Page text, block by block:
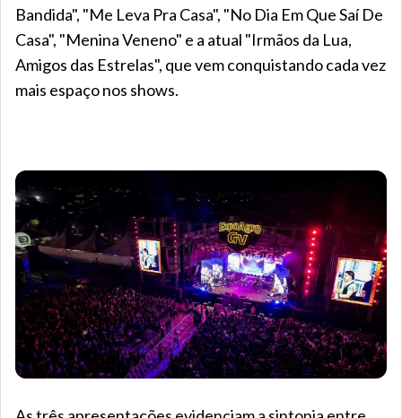
Bandida", "Me Leva Pra Casa", "No Dia Em Que Saí De
Casa", "Menina Veneno" e a atual "Irmãos da Lua,
Amigos das Estrelas", que vem conquistando cada vez
mais espaço nos shows.